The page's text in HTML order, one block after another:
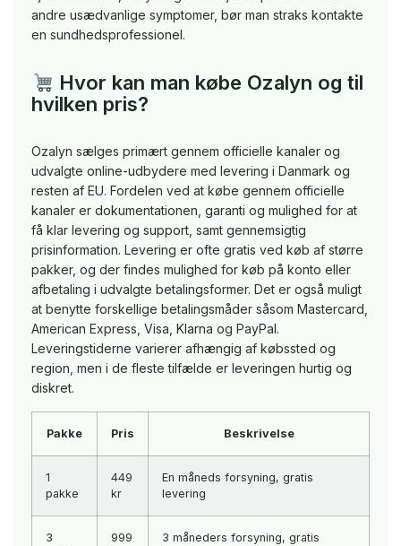
andre usædvanlige symptomer, bør man straks kontakte
en sundhedsprofessionel.
Hvor kan man købe Ozalyn og til
hvilken pris?
Ozalyn sælges primært gennem officielle kanaler og
udvalgte online-udbydere med levering i Danmark og
resten af EU. Fordelen ved at købe gennem officielle
kanaler er dokumentationen, garanti og mulighed for at
få klar levering og support, samt gennemsigtig
prisinformation. Levering er ofte gratis ved køb af større
pakker, og der findes mulighed for køb på konto eller
afbetaling i udvalgte betalingsformer. Det er også muligt
at benytte forskellige betalingsmåder såsom Mastercard,
American Express, Visa, Klarna og PayPal.
Leveringstiderne varierer afhængig af købssted og
region, men i de fleste tilfælde er leveringen hurtig og
diskret.
Pakke Pris Beskrivelse
1
pakke
449
kr
En måneds forsyning, gratis
levering
3
999
3 måneders forsyning, gratis